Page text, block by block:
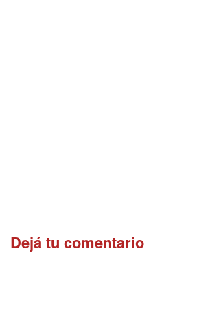
Dejá tu comentario